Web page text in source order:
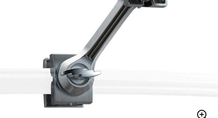
管楽器
アンプ